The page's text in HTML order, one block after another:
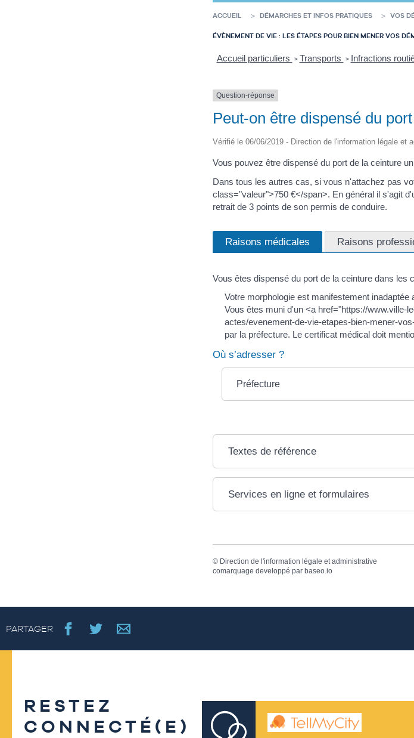
ACCUEIL DÉMARCHES ET INFOS PRATIQUES VOS
ÉVÈNEMENT DE VIE : LES ÉTAPES POUR BIEN MENER VOS
Accueil particuliers > Transports > Infractions
Question-réponse
Peut-on être dispensé du
Vérifié le 06/06/2019 - Direction de l'information légale et
Vous pouvez être dispensé du port de la ceinture
Dans tous les autres cas, si vous n'attachez pas
class="valeur">750 €</span>. En général il s'agit
retrait de 3 points de son permis de conduire.
Raisons médicales Raisons
Vous êtes dispensé du port de la ceinture dans les
Votre morphologie est manifestement inadaptée
Vous êtes muni d'un <a href="https://www.ville-
actes/evenement-de-vie-etapes-bien-mener-
par la préfecture. Le certificat médical doit
Où s’adresser ?
Préfecture
Textes de référence
Services en ligne et formulaires
© Direction de l'information légale et administrative
comarquage developpé par baseo.io
PARTAGER
RESTEZ
CONNECTÉ(E)